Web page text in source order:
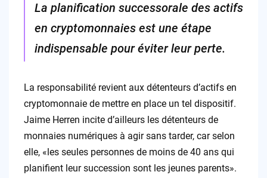
La planification successorale des actifs
en cryptomonnaies est une étape
indispensable pour éviter leur perte.
La responsabilité revient aux détenteurs d’actifs en
cryptomonnaie de mettre en place un tel dispositif.
Jaime Herren incite d’ailleurs les détenteurs de
monnaies numériques à agir sans tarder, car selon
elle, «les seules personnes de moins de 40 ans qui
planifient leur succession sont les jeunes parents».